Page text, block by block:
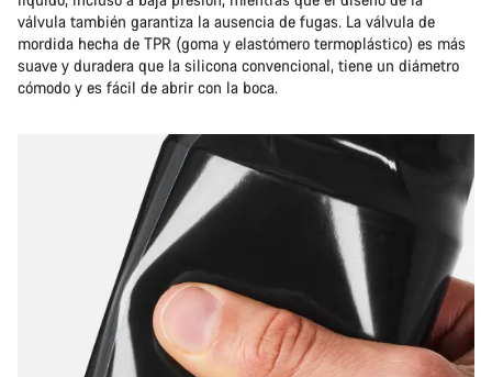
válvula también garantiza la ausencia de fugas. La válvula de
mordida hecha de TPR (goma y elastómero termoplástico) es más
suave y duradera que la silicona convencional, tiene un diámetro
cómodo y es fácil de abrir con la boca.